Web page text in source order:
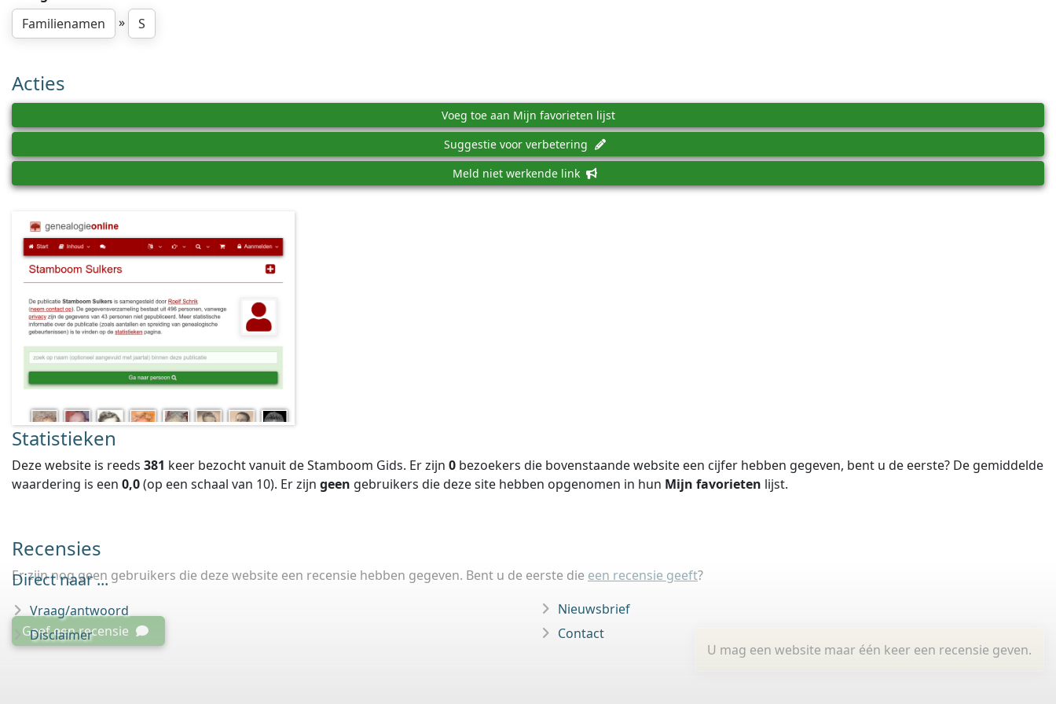
Familienamen
» S
Acties
Voeg toe aan Mijn favorieten lijst
Suggestie voor verbetering
Meld niet werkende link
Statistieken
Deze website is reeds 381 keer bezocht vanuit de Stamboom Gids. Er zijn 0 bezoekers die bovenstaande website een cijfer hebben gegeven, bent u de eerste? De gemiddelde
waardering is een 0,0(op een schaal van 10). Er zijn geen gebruikers die deze site hebben opgenomen in hun Mijn favorieten lijst.
Recensies
Er zijn nog geen gebruikers die deze website een recensie hebben gegeven. Bent u de eerste die een recensie geeft?
U mag een website maar één keer een recensie geven.
Geef een recensie
Direct naar ...
Vraag/antwoord
Disclaimer
Nieuwsbrief
Contact